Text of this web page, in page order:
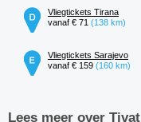
Vliegtickets Tirana
vanaf € 71 (138 km)
Vliegtickets Sarajevo
vanaf € 159 (160 km)
Lees meer over Tivat